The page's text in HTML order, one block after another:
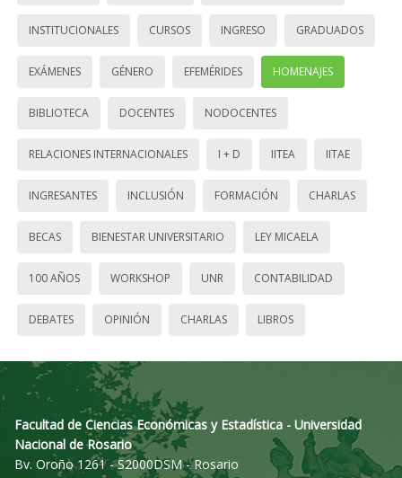
INSTITUCIONALES CURSOS INGRESO GRADUADOS
EXÁMENES GÉNERO EFEMÉRIDES HOMENAJES
BIBLIOTECA DOCENTES NODOCENTES
RELACIONES INTERNACIONALES I + D IITEA IITAE
INGRESANTES INCLUSIÓN FORMACIÓN CHARLAS
BECAS BIENESTAR UNIVERSITARIO LEY MICAELA
100 AÑOS WORKSHOP UNR CONTABILIDAD
DEBATES OPINIÓN CHARLAS LIBROS
Facultad de Ciencias Económicas y Estadística - Universidad
Nacional de Rosario
Bv. Oroño 1261 - S2000DSM - Rosario